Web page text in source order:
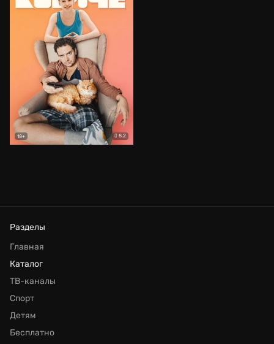
18+ 8.2
Разделы
Главная
Каталог
ТВ-каналы
Спорт
Детям
Бесплатно